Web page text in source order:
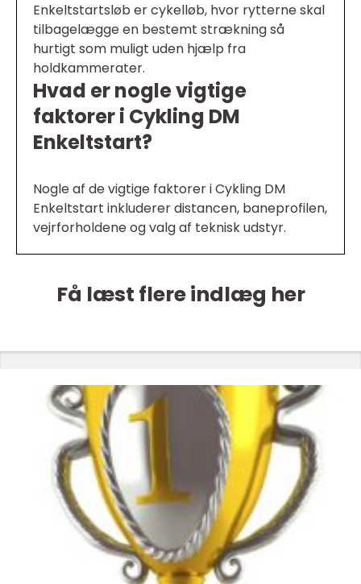
Enkeltstartsløb er cykelløb, hvor rytterne skal
tilbagelægge en bestemt strækning så
hurtigt som muligt uden hjælp fra
holdkammerater.
Hvad er nogle vigtige
faktorer i Cykling DM
Enkeltstart?
Nogle af de vigtige faktorer i Cykling DM
Enkeltstart inkluderer distancen, baneprofilen,
vejrforholdene og valg af teknisk udstyr.
Få læst flere indlæg her